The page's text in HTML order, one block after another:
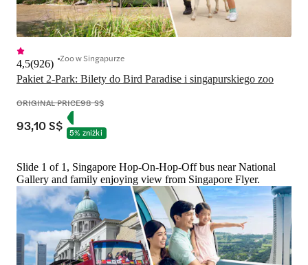
Pakiet 2-Park: Bilety do Bird Paradise i singapurskiego zoo
4,5(926) Zoo w Singapurze
ORIGINAL PRICE98 S$
93,10 S$ 5% zniżki
Slide 1 of 1, Singapore Hop-On-Hop-Off bus near National
Gallery and family enjoying view from Singapore Flyer.